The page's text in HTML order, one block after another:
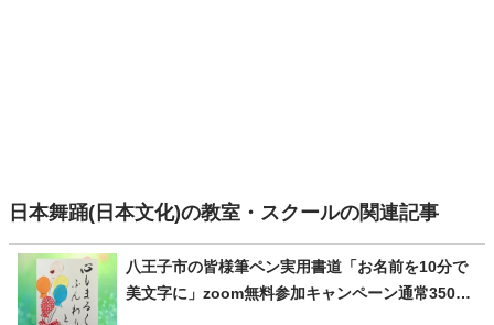
日本舞踊(日本文化)の教室・スクールの関連記事
八王子市の皆様筆ペン実用書道「お名前を10分で
美文字に」zoom無料参加キャンペーン通常3500